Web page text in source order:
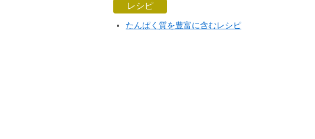
レシピ
たんぱく質を豊富に含むレシピ